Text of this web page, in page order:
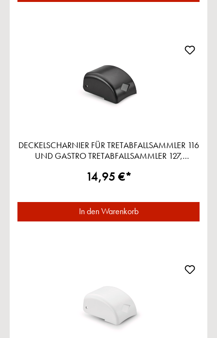
DECKELSCHARNIER FÜR TRETABFALLSAMMLER 116
UND GASTRO TRETABFALLSAMMLER 127,
14,95 €*
In den Warenkorb